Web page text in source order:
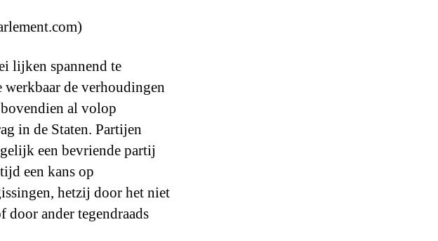
lijken spannend te
de verhoudingen
al volop
in de Staten. Partijen
een bevriende partij
een kans op
hetzij door het niet
ander tegendraads